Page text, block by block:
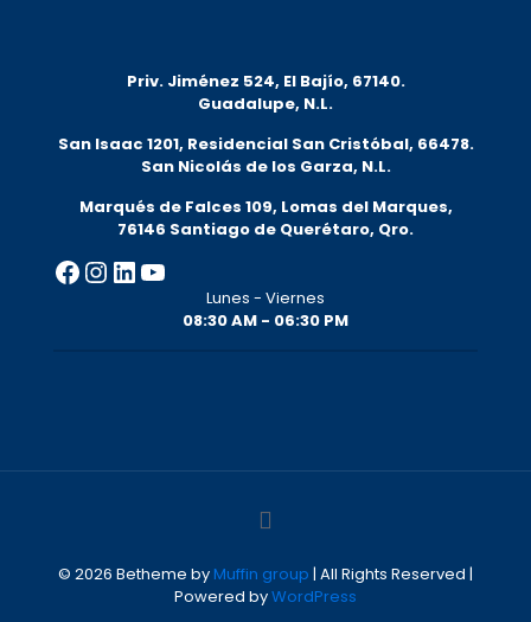
Priv. Jiménez 524, El Bajío, 67140.
Guadalupe, N.L.
San Isaac 1201, Residencial San Cristóbal, 66478.
San Nicolás de los Garza, N.L.
Marqués de Falces 109, Lomas del Marques,
76146 Santiago de Querétaro, Qro.
Lunes - Viernes
08:30 AM - 06:30 PM
© 2026 Betheme by Muffin group | All Rights Reserved |
Powered byWordPress